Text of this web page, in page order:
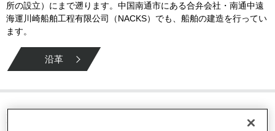
所の設立）にまで遡ります。中国南通市にある合弁会社・南通中遠
海運川崎船舶工程有限公司（NACKS）でも、船舶の建造を行ってい
ます。
沿革